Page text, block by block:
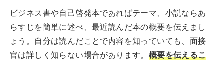
ビジネス書や自己啓発本であればテーマ、小説ならあ
らすじを簡単に述べ、最近読んだ本の概要を伝えまし
ょう。自分は読んだことで内容を知っていても、面接
官は詳しく知らない場合があります。 概要を伝えるこ